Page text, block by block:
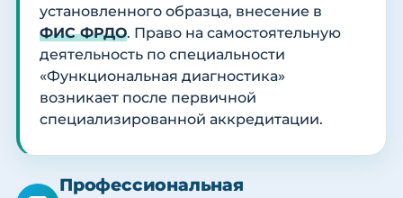
установленного образца, внесение в
ФИС ФРДО. Право на самостоятельную
деятельность по специальности
«Функциональная диагностика»
возникает после первичной
специализированной аккредитации.
Профессиональная